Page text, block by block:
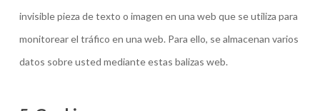
invisible pieza de texto o imagen en una web que se utiliza para
monitorear el tráfico en una web. Para ello, se almacenan varios
datos sobre usted mediante estas balizas web.